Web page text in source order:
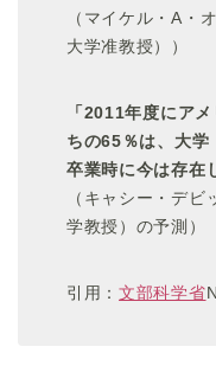
（マイケル・A・
大学准教授））
「2011年度にア
ちの65％は、大学
卒業時に今は存在
（キャシー・デ
学教授）の予測）
引用：文部科学省